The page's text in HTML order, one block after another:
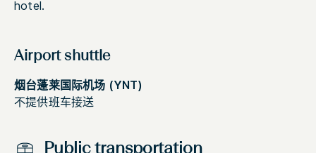
hotel.
Airport shuttle
烟台蓬莱国际机场 (YNT)
不提供班车接送
Public transportation